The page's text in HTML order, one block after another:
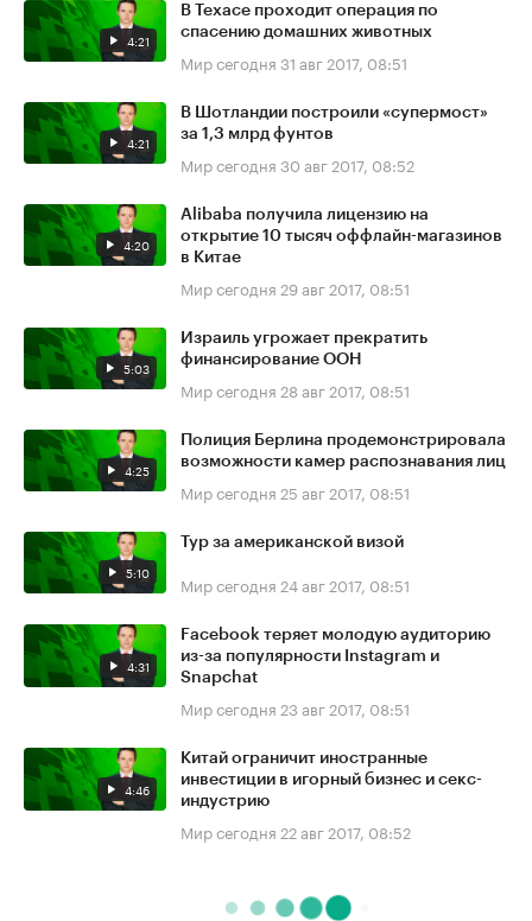
4:21
В Техасе проходит операция по
спасению домашних животных
Мир сегодня 31 авг 2017, 08:51
4:21
В Шотландии построили «супермост»
за 1,3 млрд фунтов
Мир сегодня 30 авг 2017, 08:52
4:20
Alibaba получила лицензию на
открытие 10 тысяч оффлайн-магазинов
в Китае
Мир сегодня 29 авг 2017, 08:51
5:03
Израиль угрожает прекратить
финансирование ООН
Мир сегодня 28 авг 2017, 08:51
4:25
Полиция Берлина продемонстрировала
возможности камер распознавания лиц
Мир сегодня 25 авг 2017, 08:51
5:10
Тур за американской визой
Мир сегодня 24 авг 2017, 08:51
4:31
Facebook теряет молодую аудиторию
из-за популярности Instagram и
Snapchat
Мир сегодня 23 авг 2017, 08:51
4:46
Китай ограничит иностранные
инвестиции в игорный бизнес и секс-
индустрию
Мир сегодня 22 авг 2017, 08:52